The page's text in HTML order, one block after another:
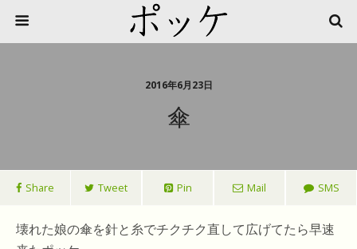
2016年6月23日
傘
Share Tweet Pin Mail SMS
壊れた娘の傘を針と糸でチクチク直して広げてたら早速